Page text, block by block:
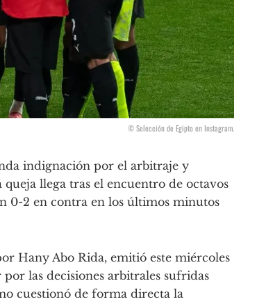
© Selección de Egipto en Instagram.
indignación por el arbitraje y
queja llega tras el encuentro de octavos
0-2 en contra en los últimos minutos
Hany Abo Rida, emitió este miércoles
las decisiones arbitrales sufridas
cuestionó de forma directa la